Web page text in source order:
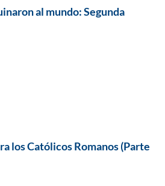
al mundo: Segunda
los Católicos Romanos (Parte